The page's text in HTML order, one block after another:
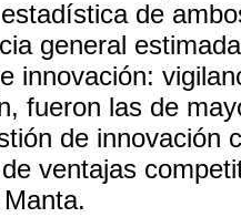
de
general
innovación:
fueron las de
de innovación
ventajas